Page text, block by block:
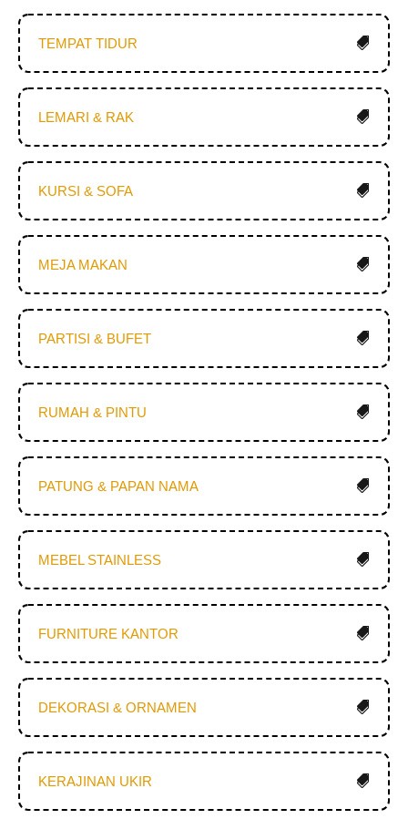
TEMPAT TIDUR
LEMARI & RAK
KURSI & SOFA
MEJA MAKAN
PARTISI & BUFET
RUMAH & PINTU
PATUNG & PAPAN NAMA
MEBEL STAINLESS
FURNITURE KANTOR
DEKORASI & ORNAMEN
KERAJINAN UKIR